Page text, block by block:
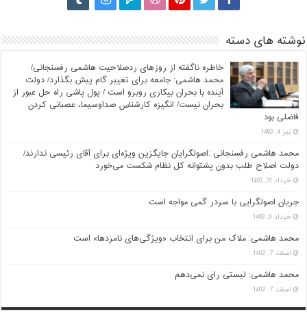
نوشته های دسته
خاطره ناگفته از روزهای ردصلاحیت هاشمی رفسنجانی/
محمد هاشمی: جامعه برای تغییر گام پیش بگذارد/ دولت
آینده با بحران بیکاری روبرو است / پول پاشی راه حل عبور از
بحران نیست/ انگیزه کارشناس صداوسیما، عصبانی کردن
فاضلی بود
تیر 4, 1403
محمد هاشمی رفسنجانی :اصولگرایان جایگزین ویژه‌ای برای آقای رئیسی ندارند/
دولت اصلاح طلب بدون پشتوانه کل نظام شکست می‌خورد
خرداد 31, 1403
جریان اصولگرایی با سردر گمی مواجه است
خرداد 9, 1403
محمد هاشمی: ملاک من برای انتخاب «ویژگی‌های نامزدها» است
اسفند 7, 1402
محمد هاشمی: لیستی رای نمی‌دهم
اسفند 7, 1402